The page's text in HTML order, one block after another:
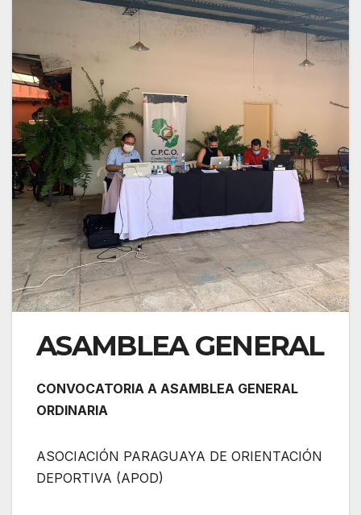
ASAMBLEA GENERAL
CONVOCATORIA A ASAMBLEA GENERAL
ORDINARIA
ASOCIACIÓN PARAGUAYA DE ORIENTACIÓN
DEPORTIVA (APOD)